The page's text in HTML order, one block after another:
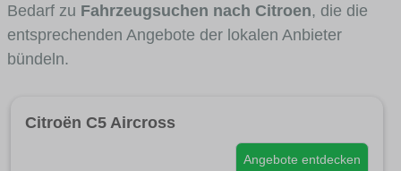
Bedarf zu Fahrzeugsuchen nach Citroen, die die
entsprechenden Angebote der lokalen Anbieter
bündeln.
Citroën C5 Aircross
Angebote entdecken